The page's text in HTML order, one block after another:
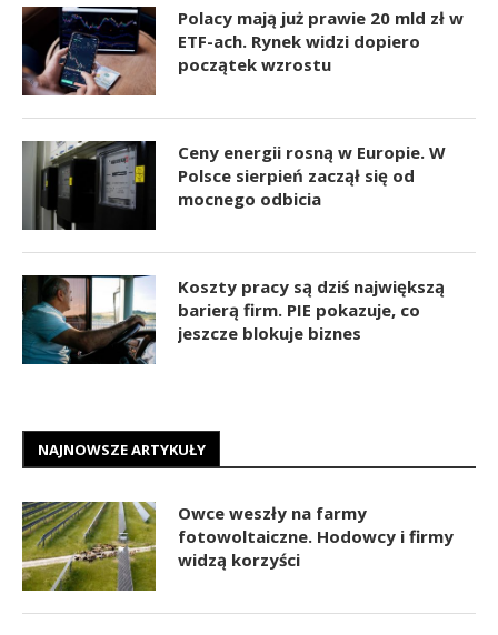
Polacy mają już prawie 20 mld zł w
ETF-ach. Rynek widzi dopiero
początek wzrostu
Ceny energii rosną w Europie. W
Polsce sierpień zaczął się od
mocnego odbicia
Koszty pracy są dziś największą
barierą firm. PIE pokazuje, co
jeszcze blokuje biznes
NAJNOWSZE ARTYKUŁY
Owce weszły na farmy
fotowoltaiczne. Hodowcy i firmy
widzą korzyści